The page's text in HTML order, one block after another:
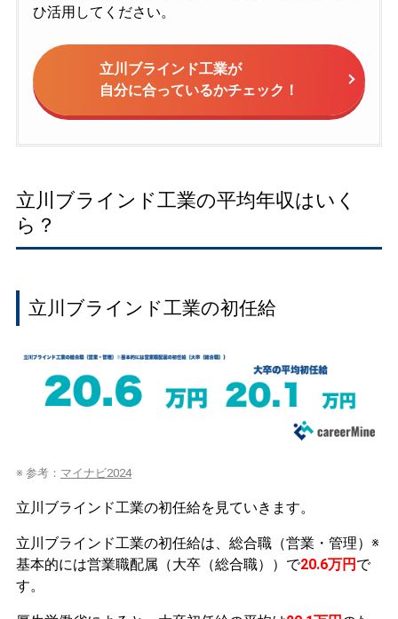
ひ活用してください。
立川ブラインド工業が
自分に合っているかチェック！
立川ブラインド工業の平均年収はいく
ら？
立川ブラインド工業の初任給
※ 参考： マイナビ2024
立川ブラインド工業の初任給を見ていきます。
立川ブラインド工業の初任給は、総合職（営業・管理）※
基本的には営業職配属（大卒（総合職））で20.6万円 で
す。